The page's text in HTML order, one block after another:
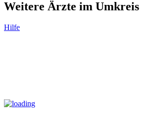
Weitere Ärzte im Umkreis
Hilfe